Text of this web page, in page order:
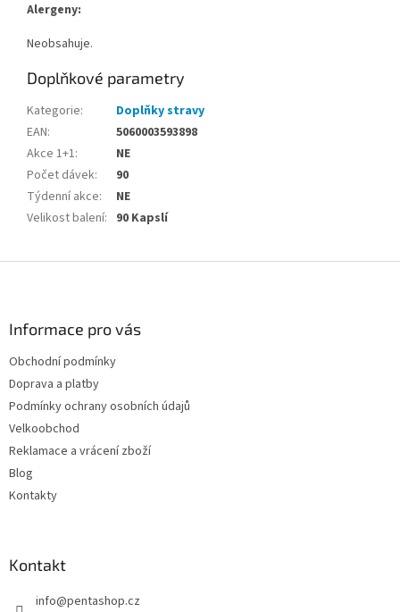
Alergeny:
Neobsahuje.
Doplňkové parametry
Kategorie:
Doplňky stravy
EAN:
5060003593898
Akce 1+1:
NE
Počet dávek:
90
Týdenní akce:
NE
Velikost balení: 90 Kapslí
Informace pro vás
Obchodní podmínky
Doprava a platby
Podmínky ochrany osobních údajů
Velkoobchod
Reklamace a vrácení zboží
Blog
Kontakty
Kontakt
info@pentashop.cz